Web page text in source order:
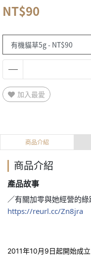
NT$90
加入最愛
商品介紹
商品介紹
產品故事
／有關加零與她經營的綠
https://reurl.cc/Zn8jra
2011年10月9日起開始成